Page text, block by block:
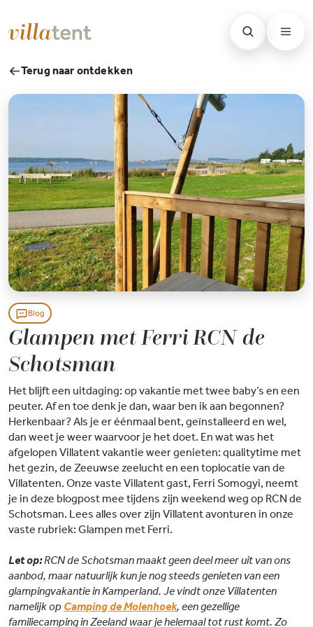
Terug naar ontdekken
Blog
Glampen met Ferri RCN de
Schotsman
Het blijft een uitdaging: op vakantie met twee baby’s en een
peuter. Af en toe denk je dan, waar ben ik aan begonnen?
Herkenbaar? Als je er éénmaal bent, geïnstalleerd en wel,
dan weet je weer waarvoor je het doet. En wat was het
afgelopen Villatent vakantie weer genieten: qualitytime met
het gezin, de Zeeuwse zeelucht en een toplocatie van de
Villatenten. Onze vaste Villatent gast, Ferri Somogyi, neemt
je in deze blogpost mee tijdens zijn weekend weg op RCN de
Schotsman. Lees alles over zijn Villatent avonturen in onze
vaste rubriek: Glampen met Ferri.
Let op:RCN de Schotsman maakt geen deel meer uit van ons
aanbod, maar natuurlijk kun je nog steeds genieten van een
glampingvakantie in Kamperland. Je vindt onze Villatenten
namelijk op Camping de Molenhoek, een gezellige
familiecamping in Zeeland waar je helemaal tot rust komt. Zo